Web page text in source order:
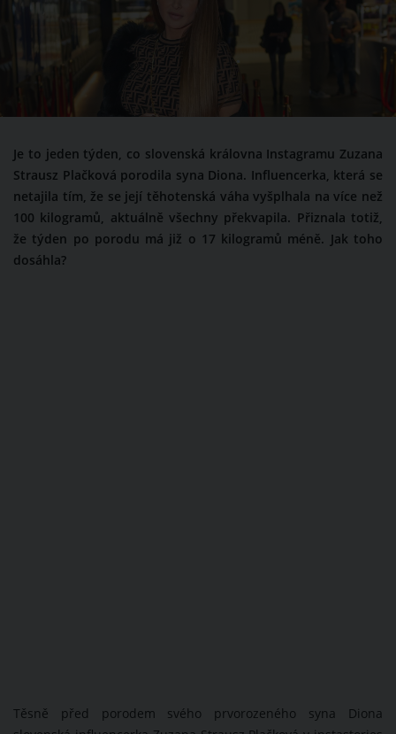
Je to jeden týden, co slovenská královna Instagramu Zuzana
Strausz Plačková porodila syna Diona. Influencerka, která se
netajila tím, že se její těhotenská váha vyšplhala na více než
100 kilogramů, aktuálně všechny překvapila. Přiznala totiž,
že týden po porodu má již o 17 kilogramů méně. Jak toho
dosáhla?
Těsně před porodem svého prvorozeného syna Diona